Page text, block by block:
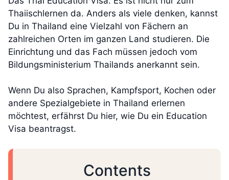
Thaiischlernen da. Anders als viele denken, kannst
Du in Thailand eine Vielzahl von Fächern an
zahlreichen Orten im ganzen Land studieren. Die
Einrichtung und das Fach müssen jedoch vom
Bildungsministerium Thailands anerkannt sein.
Wenn Du also Sprachen, Kampfsport, Kochen oder
andere Spezialgebiete in Thailand erlernen
möchtest, erfährst Du hier, wie Du ein Education
Visa beantragst.
Contents